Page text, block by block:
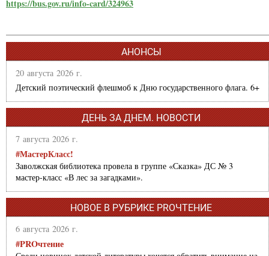
https://bus.gov.ru/info-card/324963
АНОНСЫ
20 августа 2026 г.
Детский поэтический флешмоб к Дню государственного флага. 6+
ДЕНЬ ЗА ДНЕМ. НОВОСТИ
7 августа 2026 г.
#МастерКласс!
Заволжская библиотека провела в группе «Сказка» ДС № 3
мастер-класс «В лес за загадками».
НОВОЕ В РУБРИКЕ PROЧТЕНИЕ
6 августа 2026 г.
#PROчтение